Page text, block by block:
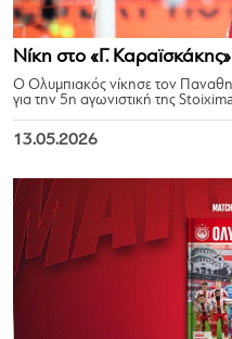
Νίκη στο «Γ.
Ο Ολυμπιακός νίκησε τον
για την 5η αγωνιστική της
13.05.2026